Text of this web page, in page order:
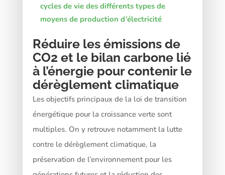
cycles de vie des différents types de
moyens de production d’électricité
Réduire les émissions de
CO2 et le bilan carbone lié
à l’énergie pour contenir le
dérèglement climatique
Les objectifs principaux de la loi de transition
énergétique pour la croissance verte sont
multiples. On y retrouve notamment la lutte
contre le dérèglement climatique, la
préservation de l’environnement pour les